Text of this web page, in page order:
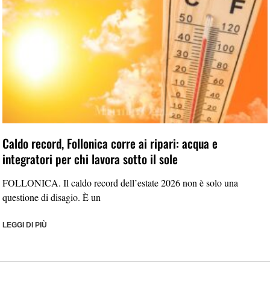
Caldo record, Follonica corre ai ripari: acqua e
integratori per chi lavora sotto il sole
FOLLONICA. Il caldo record dell’estate 2026 non è solo una
questione di disagio. È un
LEGGI DI PIÙ